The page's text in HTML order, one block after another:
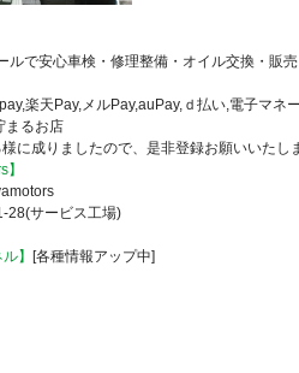
ルで安心車検・修理整備・オイル交換・販
楽天Pay,メルPay,auPay,ｄ払い,電子マネ
まるお店
に成りましたので、是非登録お願いいたし
サービス工場)
】
[各種情報アップ中]